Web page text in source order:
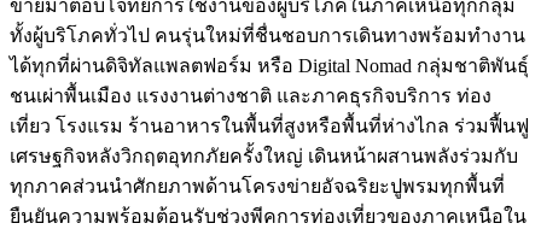
ข่ายมาตอบโจทย์การใช้งานของผู้บริโภคในภาคเหนือทุกกลุ่ม
ทั้งผู้บริโภคทั่วไป คนรุ่นใหม่ที่ชื่นชอบการเดินทางพร้อมทำงาน
ได้ทุกที่ผ่านดิจิทัลแพลตฟอร์ม หรือ Digital Nomad กลุ่มชาติพันธุ์
ชนเผ่าพื้นเมือง แรงงานต่างชาติ และภาคธุรกิจบริการ ท่อง
เที่ยว โรงแรม ร้านอาหารในพื้นที่สูงหรือพื้นที่ห่างไกล ร่วมฟื้นฟู
เศรษฐกิจหลังวิกฤตอุทกภัยครั้งใหญ่ เดินหน้าผสานพลังร่วมกับ
ทุกภาคส่วนนำศักยภาพด้านโครงข่ายอัจฉริยะปูพรมทุกพื้นที่
ยืนยันความพร้อมต้อนรับช่วงพีคการท่องเที่ยวของภาคเหนือใน